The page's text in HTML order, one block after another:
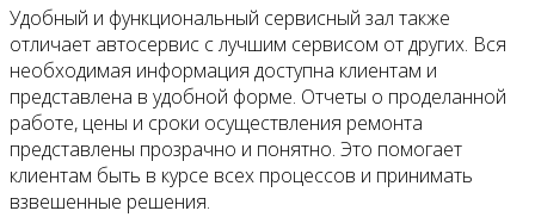
Удобный и функциональный сервисный зал также
отличает автосервис с лучшим сервисом от других. Вся
необходимая информация доступна клиентам и
представлена в удобной форме. Отчеты о проделанной
работе, цены и сроки осуществления ремонта
представлены прозрачно и понятно. Это помогает
клиентам быть в курсе всех процессов и принимать
взвешенные решения.